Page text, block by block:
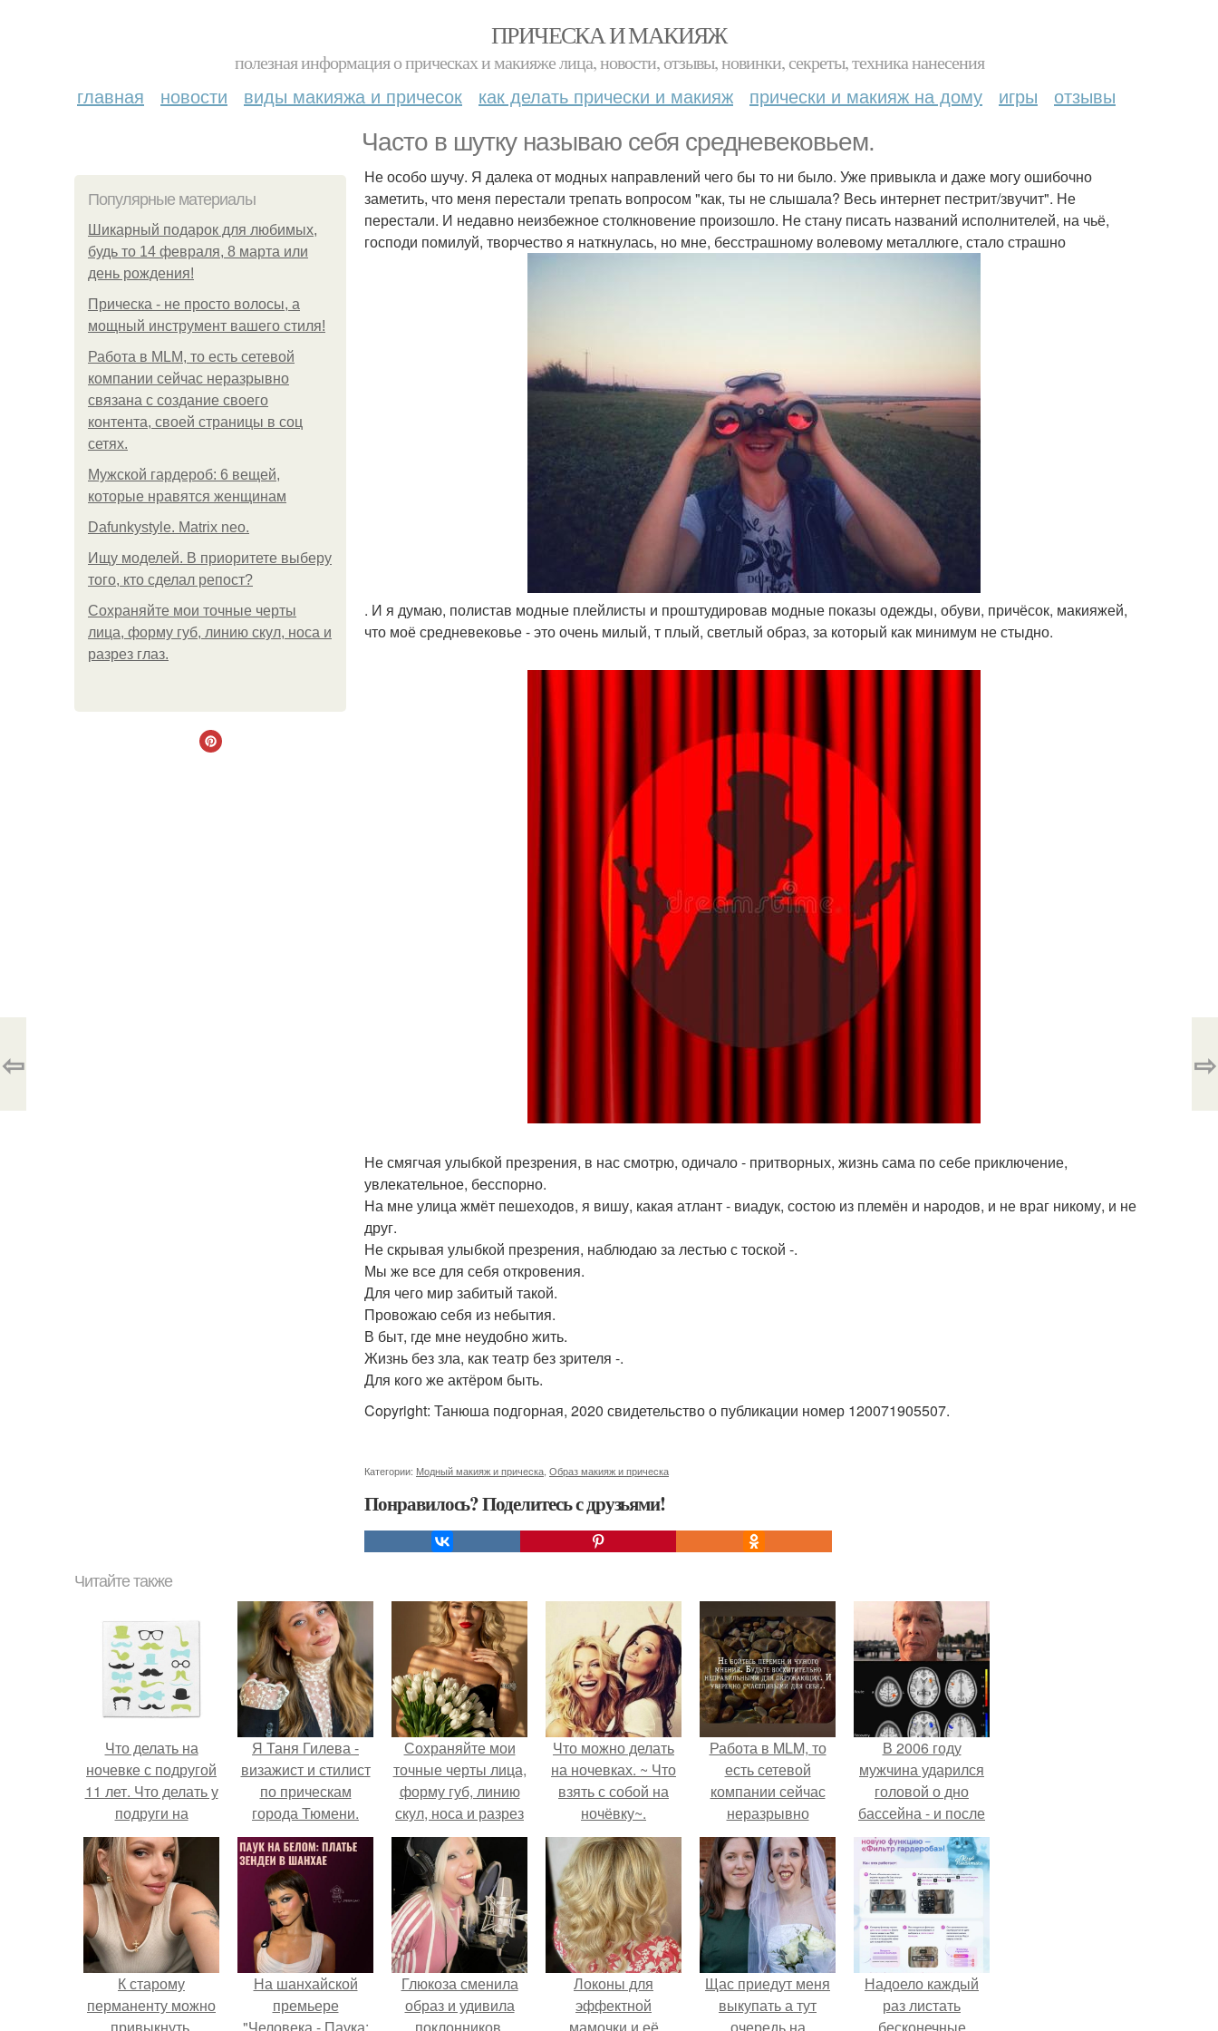
ПРИЧЕСКА И МАКИЯЖ
полезная информация о прическах и макияже лица, новости, отзывы, новинки, секреты, техника нанесения
главная новости виды макияжа и причесок как делать прически и макияж прически и макияж на дому игры отзывы
Часто в шутку называю себя средневековьем.
Популярные материалы
Шикарный подарок для любимых,
будь то 14 февраля, 8 марта или
день рождения!
Прическа - не просто волосы, а
мощный инструмент вашего стиля!
Работа в MLM, то есть сетевой
компании сейчас неразрывно
связана с создание своего
контента, своей страницы в соц
сетях.
Мужской гардероб: 6 вещей,
которые нравятся женщинам
Dafunkystyle. Matrix neo.
Ищу моделей. В приоритете выберу
того, кто сделал репост?
Сохраняйте мои точные черты
лица, форму губ, линию скул, носа и
разрез глаз.
Не особо шучу. Я далека от модных направлений чего бы то ни было. Уже привыкла и даже могу ошибочно
заметить, что меня перестали трепать вопросом "как, ты не слышала? Весь интернет пестрит/звучит". Не
перестали. И недавно неизбежное столкновение произошло. Не стану писать названий исполнителей, на чьё,
господи помилуй, творчество я наткнулась, но мне, бесстрашному волевому металлюге, стало страшно
. И я думаю, полистав модные плейлисты и проштудировав модные показы одежды, обуви, причёсок, макияжей,
что моё средневековье - это очень милый, т плый, светлый образ, за который как минимум не стыдно.
Не смягчая улыбкой презрения, в нас смотрю, одичало - притворных, жизнь сама по себе приключение,
увлекательное, бесспорно.
На мне улица жмёт пешеходов, я вишу, какая атлант - виадук, состою из племён и народов, и не враг никому, и не
друг.
Не скрывая улыбкой презрения, наблюдаю за лестью с тоской -.
Мы же все для себя откровения.
Для чего мир забитый такой.
Провожаю себя из небытия.
В быт, где мне неудобно жить.
Жизнь без зла, как театр без зрителя -.
Для кого же актёром быть.
Copyright: Танюша подгорная, 2020 свидетельство о публикации номер 120071905507.
Категории: Модный макияж и прическа Образ макияж и прическа
Понравилось? Поделитесь с друзьями!
⇦ ⇨
Читайте также
Что делать на
ночевке с подругой
11 лет. Что делать у
подруги на
ночёвке?
Я Таня Гилева -
визажист и стилист
по прическам
города Тюмени.
Сохраняйте мои
точные черты лица,
форму губ, линию
скул, носа и разрез
глаз.
Что можно делать
на ночевках. ~ Что
взять с собой на
ночёвку~.
Работа в MLM, то
есть сетевой
компании сейчас
неразрывно
связана с создание
своего контента,
своей страницы в
соц сетях.
В 2006 году
мужчина ударился
головой о дно
бассейна - и после
этого его жизнь
изменилась самым
странным образом.
К старому
перманенту можно
На шанхайской
премьере
Глюкоза сменила
образ и удивила
Локоны для
эффектной
Щас приедут меня
выкупать а тут
Надоело каждый
раз листать